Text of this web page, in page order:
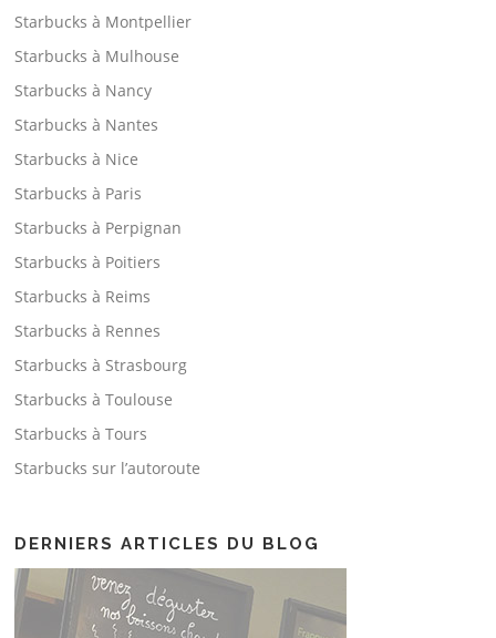
Starbucks à Montpellier
Starbucks à Mulhouse
Starbucks à Nancy
Starbucks à Nantes
Starbucks à Nice
Starbucks à Paris
Starbucks à Perpignan
Starbucks à Poitiers
Starbucks à Reims
Starbucks à Rennes
Starbucks à Strasbourg
Starbucks à Toulouse
Starbucks à Tours
Starbucks sur l’autoroute
DERNIERS ARTICLES DU BLOG